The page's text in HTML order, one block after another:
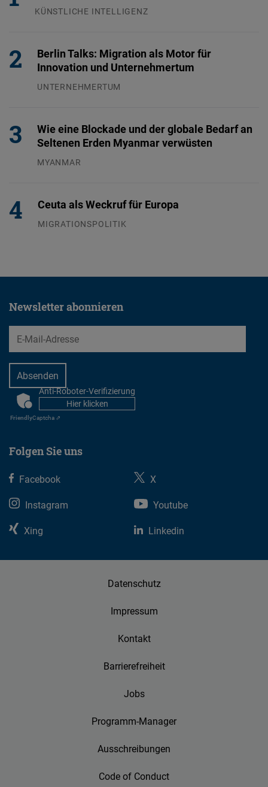
KÜNSTLICHE INTELLIGENZ
Berlin Talks: Migration als Motor für
Innovation und Unternehmertum
UNTERNEHMERTUM
Wie eine Blockade und der globale Bedarf an
Seltenen Erden Myanmar verwüsten
MYANMAR
Ceuta als Weckruf für Europa
MIGRATIONSPOLITIK
Newsletter abonnieren
EMail
CAPTCHAAnti-Roboter-Verifizierung
Hier klicken
FriendlyCaptcha ⇗
Folgen Sie uns
Facebook
X
Instagram
Youtube
Xing
Linkedin
Datenschutz
Impressum
Kontakt
Barrierefreiheit
Jobs
Programm-Manager
Ausschreibungen
Code of Conduct